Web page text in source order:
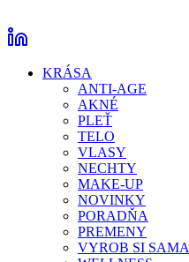
KRÁSA
ANTI-AGE
AKNÉ
PLEŤ
TELO
VLASY
NECHTY
MAKE-UP
NOVINKY
PORADŇA
PREMENY
VYROB SI SAMA